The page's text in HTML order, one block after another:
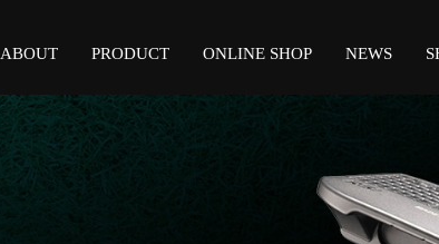
ABOUT PRODUCT ONLINE SHOP NEWS